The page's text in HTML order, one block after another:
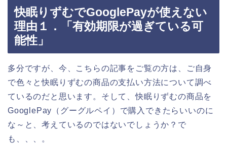
快眠りずむでGooglePayが使えない
理由１．「有効期限が過ぎている可
能性」
多分ですが、今、こちらの記事をご覧の方は、ご自身
で色々と快眠りずむの商品の支払い方法について調べ
ているのだと思います。そして、快眠りずむの商品を
GooglePay（グーグルペイ）で購入できたらいいのに
な～と、考えているのではないでしょうか？で
も、、、。